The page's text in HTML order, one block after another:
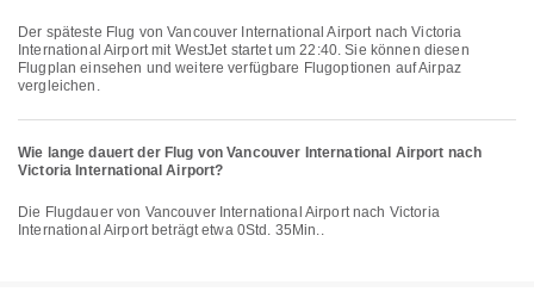
Der späteste Flug von Vancouver International Airport nach Victoria
International Airport mit WestJet startet um 22:40. Sie können diesen
Flugplan einsehen und weitere verfügbare Flugoptionen auf Airpaz
vergleichen.
Wie lange dauert der Flug von Vancouver International Airport nach
Victoria International Airport?
Die Flugdauer von Vancouver International Airport nach Victoria
International Airport beträgt etwa 0Std. 35Min..